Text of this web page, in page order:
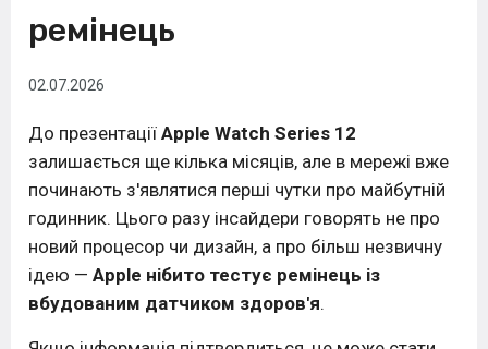
ремінець
02.07.2026
До презентації Apple Watch Series 12
залишається ще кілька місяців, але в мережі вже
починають з'являтися перші чутки про майбутній
годинник. Цього разу інсайдери говорять не про
новий процесор чи дизайн, а про більш незвичну
ідею — Apple нібито тестує ремінець із
вбудованим датчиком здоров'я.